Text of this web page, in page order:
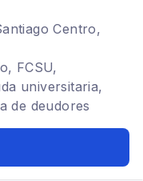
Centro,
FCSU,
universitaria,
de deudores